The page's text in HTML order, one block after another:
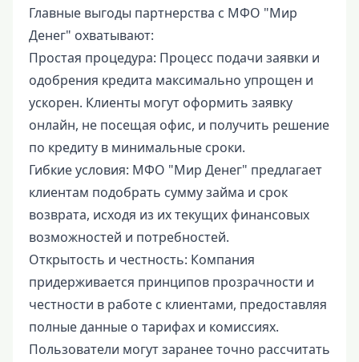
Главные выгоды партнерства с МФО "Мир
Денег" охватывают:
Простая процедура: Процесс подачи заявки и
одобрения кредита максимально упрощен и
ускорен. Клиенты могут оформить заявку
онлайн, не посещая офис, и получить решение
по кредиту в минимальные сроки.
Гибкие условия: МФО "Мир Денег" предлагает
клиентам подобрать сумму займа и срок
возврата, исходя из их текущих финансовых
возможностей и потребностей.
Открытость и честность: Компания
придерживается принципов прозрачности и
честности в работе с клиентами, предоставляя
полные данные о тарифах и комиссиях.
Пользователи могут заранее точно рассчитать